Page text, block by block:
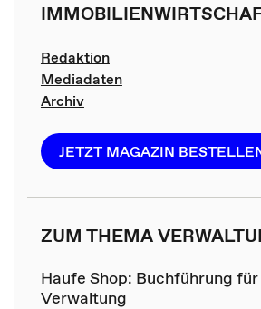
Redaktion
Mediadaten
Archiv
JETZT MAGAZIN
ZUM THEMA
Haufe Shop: Buchführung
Verwaltung